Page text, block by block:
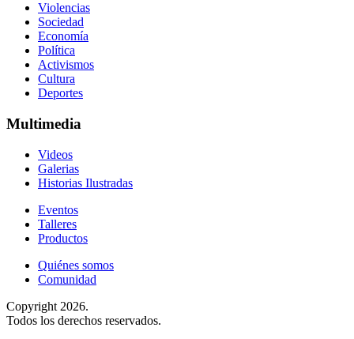
Violencias
Sociedad
Economía
Política
Activismos
Cultura
Deportes
Multimedia
Videos
Galerias
Historias Ilustradas
Eventos
Talleres
Productos
Quiénes somos
Comunidad
Copyright 2026.
Todos los derechos reservados.